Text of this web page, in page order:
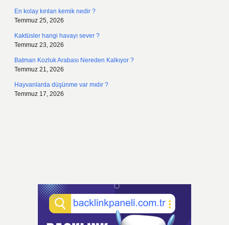
En kolay kırılan kemik nedir ?
Temmuz 25, 2026
Kaktüsler hangi havayı sever ?
Temmuz 23, 2026
Batman Kozluk Arabası Nereden Kalkıyor ?
Temmuz 21, 2026
Hayvanlarda düşünme var mıdır ?
Temmuz 17, 2026